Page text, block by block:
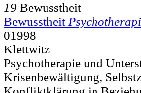
19
Bewusstheit
01998
Klettwitz
Psychotherapie und
Krisenbewältigung,